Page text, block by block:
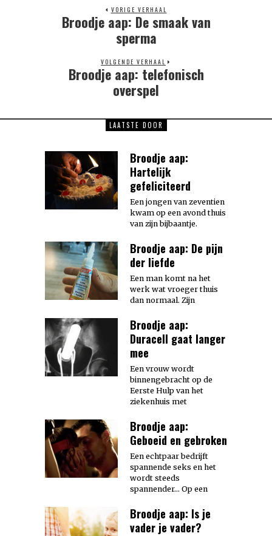
VORIGE VERHAAL
Previous
Broodje aap: De smaak van
sperma
VOLGENDE VERHAAL
Next
Broodje aap: telefonisch
overspel
LAATSTE DOOR
Broodje aap:
Hartelijk
gefeliciteerd
Een jongen van zeventien
kwam op een avond thuis
van zijn bijbaantje.
Broodje aap: De pijn
der liefde
Een man komt na het
werk wat vroeger thuis
dan normaal. Zijn
Broodje aap:
Duracell gaat langer
mee
Een vrouw wordt
binnengebracht op de
Eerste Hulp van het
ziekenhuis met
Broodje aap:
Geboeid en gebroken
Een echtpaar bedrijft
spannende seks en het
wordt steeds
spannender… Op een
Broodje aap: Is je
vader je vader?